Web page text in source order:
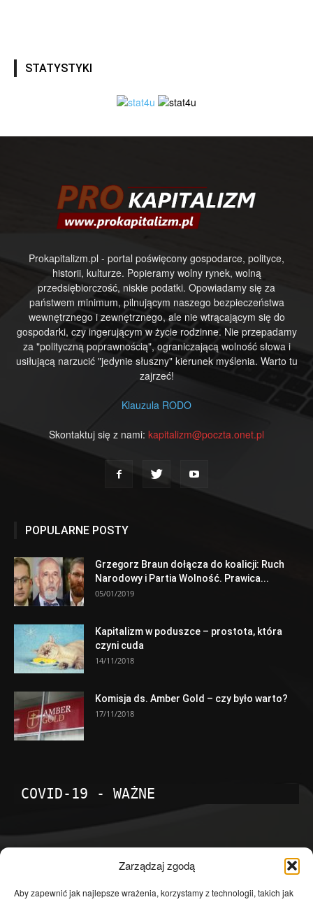
Zarządzaj zgodą
Aby zapewnić jak najlepsze wrażenia, korzystamy z technologii, takich jak
STATYSTYKI
Prokapitalizm.pl - portal poświęcony gospodarce, polityce,
historii, kulturze. Popieramy wolny rynek, wolną
przedsiębiorczość, niskie podatki. Opowiadamy się za
państwem minimum, pilnującym naszego bezpieczeństwa
wewnętrznego i zewnętrznego, ale nie wtrącającym się do
gospodarki, czy ingerującym w życie rodzinne. Nie przepadamy
za "polityczną poprawnością", ograniczającą wolność słowa i
usiłującą narzucić "jedynie słuszny" kierunek myślenia. Warto tu
zajrzeć!
Klauzula RODO
Skontaktuj się z nami: kapitalizm@poczta.onet.pl
POPULARNE POSTY
Grzegorz Braun dołącza do koalicji: Ruch
Narodowy i Partia Wolność. Prawica...
05/01/2019
Kapitalizm w poduszce – prostota, która
czyni cuda
14/11/2018
Komisja ds. Amber Gold – czy było warto?
17/11/2018
COVID-19 - WAŻNE
Temat dnia 4601